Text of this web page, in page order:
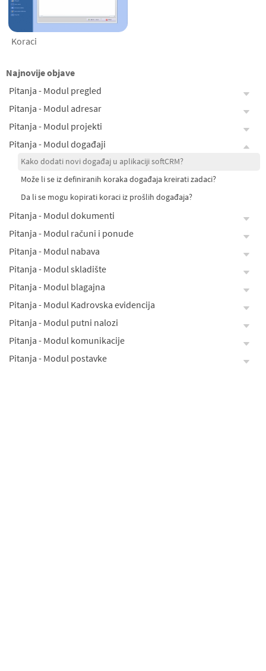
Koraci
Najnovije objave
Pitanja - Modul pregled
Pitanja - Modul adresar
Pitanja - Modul projekti
Pitanja - Modul događaji
Kako dodati novi događaj u aplikaciji softCRM?
Može li se iz definiranih koraka događaja kreirati zadaci?
Da li se mogu kopirati koraci iz prošlih događaja?
Pitanja - Modul dokumenti
Pitanja - Modul računi i ponude
Pitanja - Modul nabava
Pitanja - Modul skladište
Pitanja - Modul blagajna
Pitanja - Modul Kadrovska evidencija
Pitanja - Modul putni nalozi
Pitanja - Modul komunikacije
Pitanja - Modul postavke